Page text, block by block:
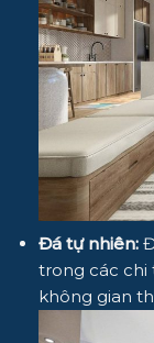
Đá tự nhiên:
trong các chi
không gian